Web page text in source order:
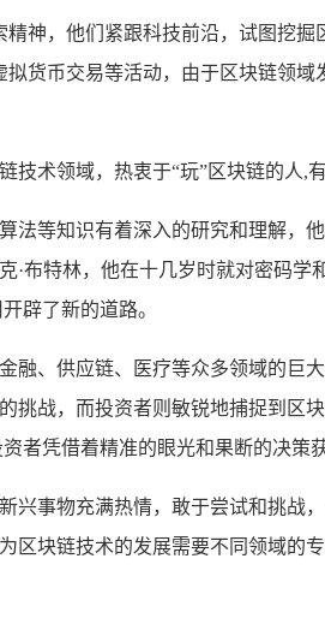
神，他们紧跟科技前沿，试图挖掘
货币交易等活动，由于区块链领
术领域，热衷于“玩”区块链的人,
等知识有着深入的研究和理解，
布特林，他在十几岁时就对密码
辟了新的道路。
、供应链、医疗等众多领域的巨
战，而投资者则敏锐地捕捉到区
者凭借着精准的眼光和果断的决策
事物充满热情，敢于尝试和挑战
块链技术的发展需要不同领域的